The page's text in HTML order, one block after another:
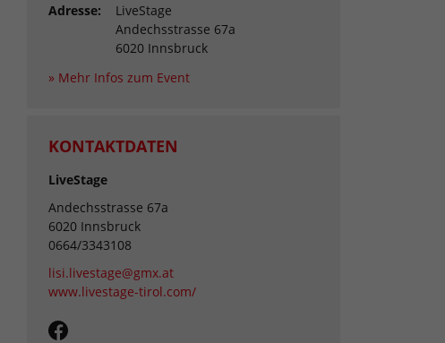
Adresse:
LiveStage
Andechsstrasse 67a
6020 Innsbruck
» Mehr Infos zum Event
KONTAKTDATEN
LiveStage
Andechsstrasse 67a
6020 Innsbruck
0664/3343108
lisi.livestage@gmx.at
www.livestage-tirol.com/